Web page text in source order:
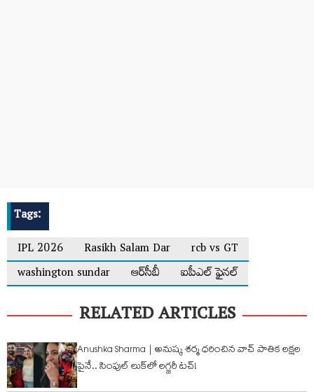
Tags:
IPL 2026
Rasikh Salam Dar
rcb vs GT
washington sundar
ఆర్‌సీబీ ఐపీఎల్ ఫైనల్
RELATED ARTICLES
Anushka Sharma | అనుష్క శర్మ ధ‌రించిన వాచ్ పాతిక ల‌క్ష‌ల
పైనే.. సింపుల్ లుక్‌లో లగ్జరీ టచ్!